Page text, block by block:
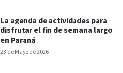
23 de Mayo de 2026
La agenda de actividades para
disfrutar el fin de semana largo
en Paraná